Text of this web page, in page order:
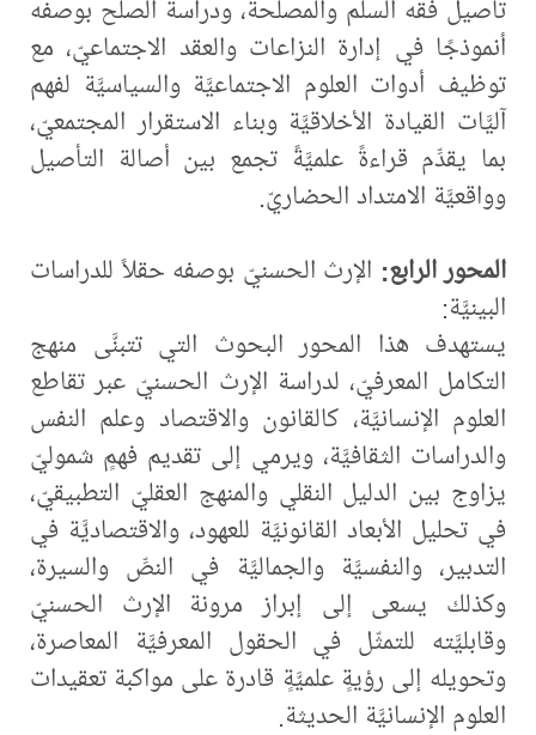
تأصيل فقه السلم والمصلحة، ودراسة الصلح بوصفه
أنموذجًا في إدارة النزاعات والعقد الاجتماعيّ، مع
توظيف أدوات العلوم الاجتماعيَّة والسياسيَّة لفهم
آليَّات القيادة الأخلاقيَّة وبناء الاستقرار المجتمعيّ،
بما يقدِّم قراءةً علميَّةً تجمع بين أصالة التأصيل
وواقعيَّة الامتداد الحضاريّ.
المحور الرابع: الإرث الحسنيّ بوصفه حقلاً للدراسات
البينيَّة:
يستهدف هذا المحور البحوث التي تتبنَّى منهج
التكامل المعرفيّ، لدراسة الإرث الحسنيّ عبر تقاطع
العلوم الإنسانيَّة، كالقانون والاقتصاد وعلم النفس
والدراسات الثقافيَّة، ويرمي إلى تقديم فهمٍ شموليّ
يزاوج بين الدليل النقلي والمنهج العقليّ التطبيقيّ،
في تحليل الأبعاد القانونيَّة للعهود، والاقتصاديَّة في
التدبير، والنفسيَّة والجماليَّة في النصِّ والسيرة،
وكذلك يسعى إلى إبراز مرونة الإرث الحسنيّ
وقابليَّته للتمثّل في الحقول المعرفيَّة المعاصرة،
وتحويله إلى رؤيةٍ علميَّةٍ قادرة على مواكبة تعقيدات
العلوم الإنسانيَّة الحديثة.